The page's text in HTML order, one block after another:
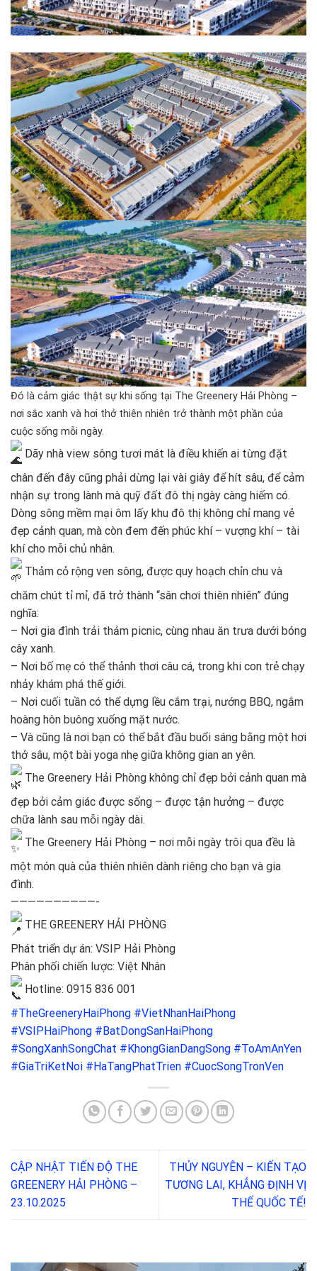
Đó là cảm giác thật sự khi sống tại The Greenery Hải Phòng –
nơi sắc xanh và hơi thở thiên nhiên trở thành một phần của
cuộc sống mỗi ngày.
Dãy nhà view sông tươi mát là điều khiến ai từng đặt
chân đến đây cũng phải dừng lại vài giây để hít sâu, để cảm
nhận sự trong lành mà quỹ đất đô thị ngày càng hiếm có.
Dòng sông mềm mại ôm lấy khu đô thị không chỉ mang vẻ
đẹp cảnh quan, mà còn đem đến phúc khí – vượng khí – tài
khí cho mỗi chủ nhân.
Thảm cỏ rộng ven sông, được quy hoạch chỉn chu và
chăm chút tỉ mỉ, đã trở thành “sân chơi thiên nhiên” đúng
nghĩa:
– Nơi gia đình trải thảm picnic, cùng nhau ăn trưa dưới bóng
cây xanh.
– Nơi bố mẹ có thể thảnh thơi câu cá, trong khi con trẻ chạy
nhảy khám phá thế giới.
– Nơi cuối tuần có thể dựng lều cắm trại, nướng BBQ, ngắm
hoàng hôn buông xuống mặt nước.
– Và cũng là nơi bạn có thể bắt đầu buổi sáng bằng một hơi
thở sâu, một bài yoga nhẹ giữa không gian an yên.
The Greenery Hải Phòng không chỉ đẹp bởi cảnh quan mà
đẹp bởi cảm giác được sống – được tận hưởng – được
chữa lành sau mỗi ngày dài.
The Greenery Hải Phòng – nơi mỗi ngày trôi qua đều là
một món quà của thiên nhiên dành riêng cho bạn và gia
đình.
——————————-
THE GREENERY HẢI PHÒNG
Phát triển dự án: VSIP Hải Phòng
Phân phối chiến lược: Việt Nhân
Hotline: 0915 836 001
#TheGreeneryHaiPhong #VietNhanHaiPhong
#VSIPHaiPhong #BatDongSanHaiPhong
#SongXanhSongChat #KhongGianDangSong #ToAmAnYen
#GiaTriKetNoi #HaTangPhatTrien #CuocSongTronVen
CẬP NHẬT TIẾN ĐỘ THE
GREENERY HẢI PHÒNG –
23.10.2025
THỦY NGUYÊN – KIẾN TẠO
TƯƠNG LAI, KHẲNG ĐỊNH VỊ
THẾ QUỐC TẾ!